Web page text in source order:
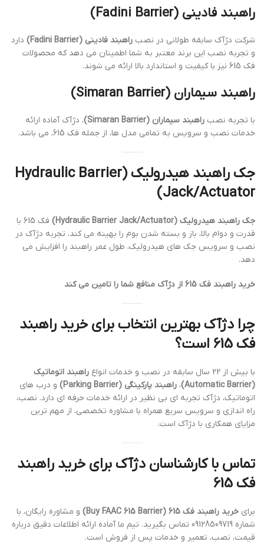
راهبند فادینی (Fadini Barrier)
شرکت دژآک سابقه طولانی در نصب راهبند فادینی (Fadini Barrier)
دارد
و تجربه نصب این برند معتبر به شما اطمینان می دهد که محصولات
فک 615 نیز با کیفیت و استاندارد بالا ارائه می شوند.
راهبند سیماران (Simaran Barrier)
با تجربه نصب راهبند سیماران (Simaran Barrier)
، دژآک آماده ارائه
خدمات نصب و سرویس به تمامی مدل ها، از جمله فک 615، می باشد.
جک راهبند هیدرولیک (Hydraulic Barrier
Jack/Actuator)
جک راهبند هیدرولیک (Hydraulic Barrier Jack/Actuator)
فک 615 با
قدرت و دوام بالا، باز و بسته شدن بوم را بهینه می کند. تجربه دژآک در
نصب و سرویس جک های هیدرولیک، طول عمر راهبند را افزایش می
دهد.
خرید راهبند فک 615 از دژآک منافع شما را تامین می کند
چرا دژآک بهترین انتخاب برای خرید راهبند
فک 615 است؟
با بیش از 22 سال سابقه در نصب و خدمات انواع
راهبند اتوماتیک
(Automatic Barrier)
، راهبند پارکینگی (Parking Barrier)
و درب های
اتوماتیک، دژآک تجربه ای بی نظیر در ارائه خدمات حرفه ای دارد. نصب،
راه اندازی و سرویس سریع همراه با مشاوره تخصصی، از مهم ترین
مزایای همکاری با دژآک است.
تماس با کارشناسان دژآک برای خرید راهبند
فک 615
برای خرید راهبند فک 615 (Buy FAAC 615 Barrier)
و مشاوره رایگان، با
شماره 09128509719 تماس بگیرید. تیم ما آماده ارائه اطلاعات دقیق درباره
قیمت، نصب، تعمیر و خدمات پس از فروش است.